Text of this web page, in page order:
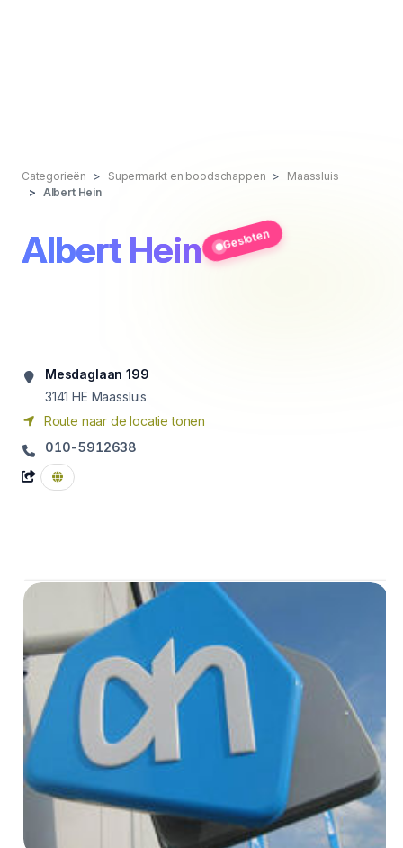
Categorieën Supermarkt en boodschappen
Maassluis
Albert Hein
Albert Hein Gesloten
Mesdaglaan 199
3141 HE Maassluis
Route naar de locatie tonen
010-5912638